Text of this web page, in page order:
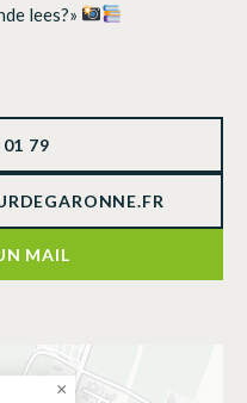
lees?»
79
MAIL
×